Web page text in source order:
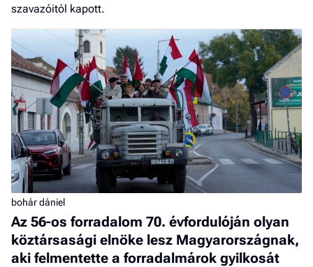
szavazóitól kapott.
bohár dániel
Az 56-os forradalom 70. évfordulóján olyan
köztársasági elnöke lesz Magyarországnak,
aki felmentette a forradalmárok gyilkosát